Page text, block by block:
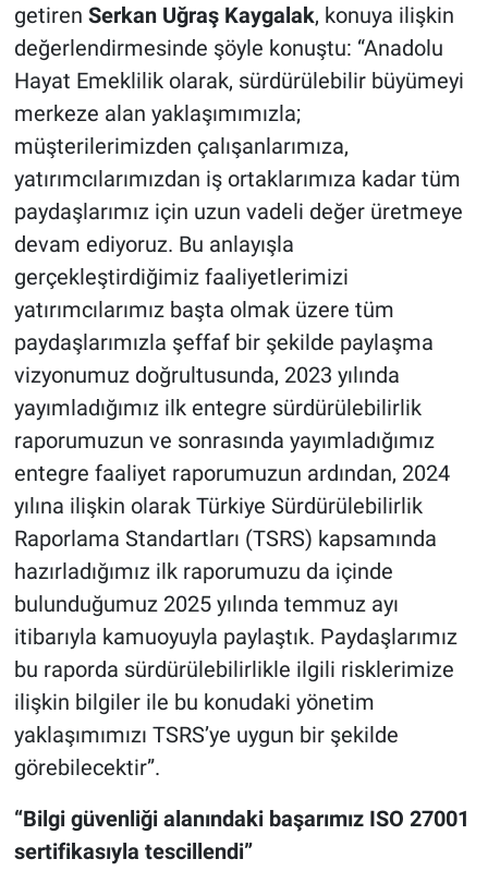
getiren Serkan Uğraş Kaygalak, konuya ilişkin
değerlendirmesinde şöyle konuştu: “Anadolu
Hayat Emeklilik olarak, sürdürülebilir büyümeyi
merkeze alan yaklaşımımızla;
müşterilerimizden çalışanlarımıza,
yatırımcılarımızdan iş ortaklarımıza kadar tüm
paydaşlarımız için uzun vadeli değer üretmeye
devam ediyoruz. Bu anlayışla
gerçekleştirdiğimiz faaliyetlerimizi
yatırımcılarımız başta olmak üzere tüm
paydaşlarımızla şeffaf bir şekilde paylaşma
vizyonumuz doğrultusunda, 2023 yılında
yayımladığımız ilk entegre sürdürülebilirlik
raporumuzun ve sonrasında yayımladığımız
entegre faaliyet raporumuzun ardından, 2024
yılına ilişkin olarak Türkiye Sürdürülebilirlik
Raporlama Standartları (TSRS) kapsamında
hazırladığımız ilk raporumuzu da içinde
bulunduğumuz 2025 yılında temmuz ayı
itibarıyla kamuoyuyla paylaştık. Paydaşlarımız
bu raporda sürdürülebilirlikle ilgili risklerimize
ilişkin bilgiler ile bu konudaki yönetim
yaklaşımımızı TSRS’ye uygun bir şekilde
görebilecektir”.
“Bilgi güvenliği alanındaki başarımız ISO 27001
sertifikasıyla tescillendi”